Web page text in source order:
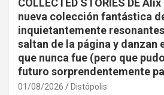
COLLECTED STORIES DE
nueva colección fantástica
inquietantemente
saltan de la página y danzan
que nunca fue (pero que
futuro sorprendentemente
01/08/2026 Distópolis